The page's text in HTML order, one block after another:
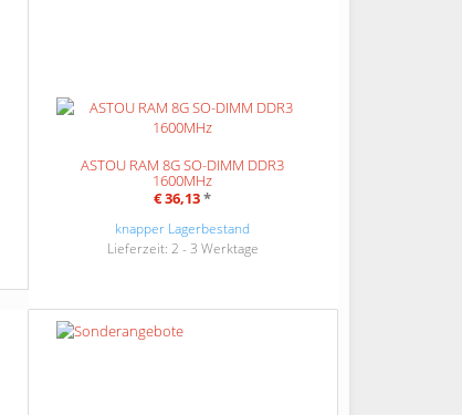
ASTOU RAM 8G SO-DIMM DDR3
1600MHz
€ 36,13*
knapper Lagerbestand
Lieferzeit: 2 - 3 Werktage